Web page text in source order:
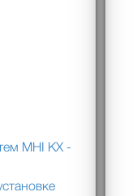
MHI KX -